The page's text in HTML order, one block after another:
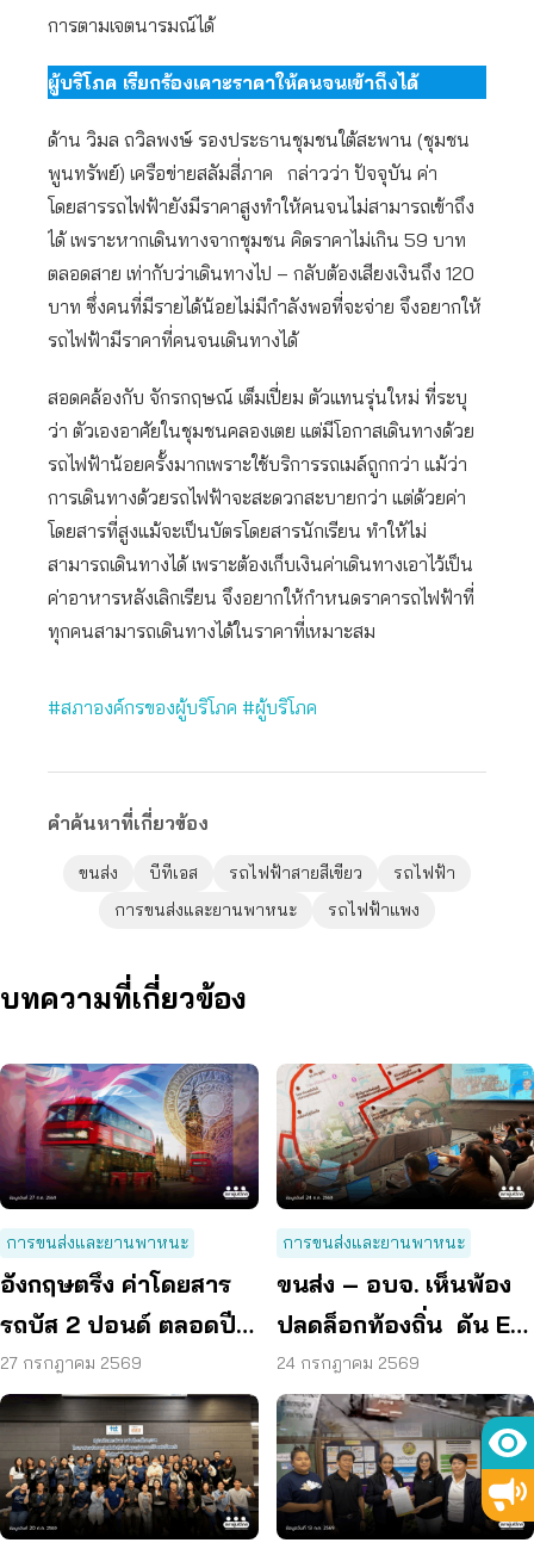
การตามเจตนารมณ์ได้
ผู้บริโภค เรียกร้องเคาะราคาให้คนจนเข้าถึงได้
ด้าน วิมล ถวิลพงษ์ รองประธานชุมชนใต้สะพาน (ชุมชน
พูนทรัพย์) เครือข่ายสลัมสี่ภาค กล่าวว่า ปัจจุบัน ค่า
โดยสารรถไฟฟ้ายังมีราคาสูงทำให้คนจนไม่สามารถเข้าถึง
ได้ เพราะหากเดินทางจากชุมชน คิดราคาไม่เกิน 59 บาท
ตลอดสาย เท่ากับว่าเดินทางไป – กลับต้องเสียงเงินถึง 120
บาท ซึ่งคนที่มีรายได้น้อยไม่มีกำลังพอที่จะจ่าย จึงอยากให้
รถไฟฟ้ามีราคาที่คนจนเดินทางได้
สอดคล้องกับ จักรกฤษณ์ เต็มเปี่ยม ตัวแทนรุ่นใหม่ ที่ระบุ
ว่า ตัวเองอาศัยในชุมชนคลองเตย แต่มีโอกาสเดินทางด้วย
รถไฟฟ้าน้อยครั้งมากเพราะใช้บริการรถเมล์ถูกกว่า แม้ว่า
การเดินทางด้วยรถไฟฟ้าจะสะดวกสะบายกว่า แต่ด้วยค่า
โดยสารที่สูงแม้จะเป็นบัตรโดยสารนักเรียน ทำให้ไม่
สามารถเดินทางได้ เพราะต้องเก็บเงินค่าเดินทางเอาไว้เป็น
ค่าอาหารหลังเลิกเรียน จึงอยากให้กำหนดราคารถไฟฟ้าที่
ทุกคนสามารถเดินทางได้ในราคาที่เหมาะสม
#สภาองค์กรของผู้บริโภค #ผู้บริโภค
คำค้นหาที่เกี่ยวข้อง
ขนส่ง บีทีเอส รถไฟฟ้าสายสีเขียว
รถไฟฟ้า
การขนส่งและยานพาหนะ
รถไฟฟ้าแพง
บทความที่เกี่ยวข้อง
การขนส่งและยานพาหนะ
อังกฤษตรึง ค่าโดยสาร
รถบัส 2 ปอนด์ ตลอดปี
70 ลดค่าครองชีพ
27 กรกฎาคม 2569
การขนส่งและยานพาหนะ
ขนส่ง – อบจ. เห็นพ้อง
ปลดล็อกท้องถิ่น ดัน EV
Bus อยุธยา
24 กรกฎาคม 2569